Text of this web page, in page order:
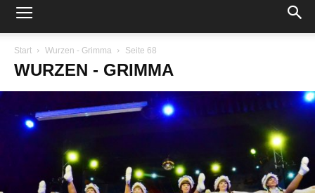
Start Wurzen - Grimma Seite 68
WURZEN - GRIMMA